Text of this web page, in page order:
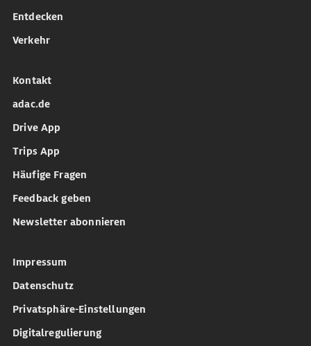
Entdecken
Verkehr
Kontakt
adac.de
Drive App
Trips App
Häufige Fragen
Feedback geben
Newsletter abonnieren
Impressum
Datenschutz
Privatsphäre-Einstellungen
Digitalregulierung